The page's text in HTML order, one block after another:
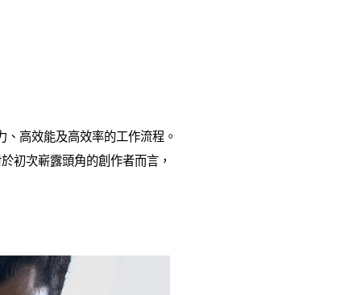
高效能及高效率的工作流程。
初次嶄露頭角的創作者而言，